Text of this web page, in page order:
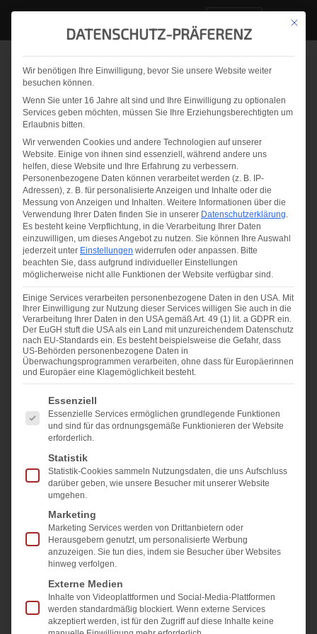
Zurück zur Übersicht
Zertifizierung nach ISO
9001 erreicht: Steigerung
von Qualität, Effizienz
und Wachstum!
2023.05.16
Eva-Maria Kleinlehner
Teilen & liken Sie uns auf
Unser Team hat die ISO 9001-Zertifizierung
erfolgreich abgeschlossen! MitQuality Austria
Mit
DATENSCHUTZ-PRÄFERENZ
Wir benötigen Ihre Einwilligung, bevor Sie unsere Website weiter
besuchen können.
Wenn Sie unter 16 Jahre alt sind und Ihre Einwilligung zu optionalen
Services geben möchten, müssen Sie Ihre Erziehungsberechtigten um
Erlaubnis bitten.
Wir verwenden Cookies und andere Technologien auf unserer
Website. Einige von ihnen sind essenziell, während andere uns
helfen, diese Website und Ihre Erfahrung zu verbessern.
Personenbezogene Daten können verarbeitet werden (z. B. IP-
Adressen), z. B. für personalisierte Anzeigen und Inhalte oder die
Messung von Anzeigen und Inhalten. Weitere Informationen über die
Verwendung Ihrer Daten finden Sie in unserer Datenschutzerklärung.
Es besteht keine Verpflichtung, in die Verarbeitung Ihrer Daten
einzuwilligen, um dieses Angebot zu nutzen. Sie können Ihre Auswahl
jederzeit unter Einstellungen widerrufen oder anpassen. Bitte
beachten Sie, dass aufgrund individueller Einstellungen
möglicherweise nicht alle Funktionen der Website verfügbar sind.
Einige Services verarbeiten personenbezogene Daten in den USA. Mit
Ihrer Einwilligung zur Nutzung dieser Services willigen Sie auch in die
Verarbeitung Ihrer Daten in den USA gemäß Art. 49 (1) lit. a GDPR ein.
Der EuGH stuft die USA als ein Land mit unzureichendem Datenschutz
nach EU-Standards ein. Es besteht beispielsweise die Gefahr, dass
US-Behörden personenbezogene Daten in
Überwachungsprogrammen verarbeiten, ohne dass für Europäerinnen
und Europäer eine Klagemöglichkeit besteht.
Es folgt eine Liste der Service-Gruppen, für die eine
Essenziell
Essenzielle Services ermöglichen grundlegende Funktionen
und sind für das ordnungsgemäße Funktionieren der Website
erforderlich.
Statistik
Statistik-Cookies sammeln Nutzungsdaten, die uns Aufschluss
darüber geben, wie unsere Besucher mit unserer Website
umgehen.
Marketing
Marketing Services werden von Drittanbietern oder
Herausgebern genutzt, um personalisierte Werbung
anzuzeigen. Sie tun dies, indem sie Besucher über Websites
hinweg verfolgen.
Externe Medien
Inhalte von Videoplattformen und Social-Media-Plattformen
werden standardmäßig blockiert. Wenn externe Services
akzeptiert werden, ist für den Zugriff auf diese Inhalte keine